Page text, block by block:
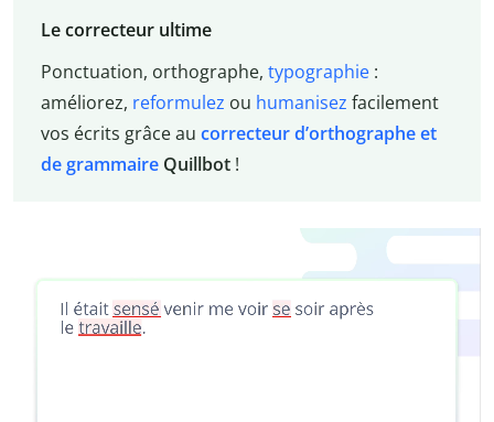
Le correcteur ultime
Ponctuation, orthographe, typographie:
améliorez, reformulez ou humanisez facilement
vos écrits grâce au correcteur d’orthographe et
de grammaire Quillbot!